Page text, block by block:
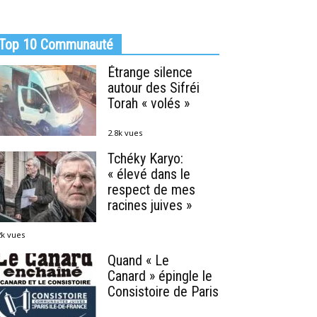
10 Communauté
Étrange silence
autour des Sifréi
Torah « volés »
2.8k vues
Tchéky Karyo:
« élevé dans le
respect de mes
racines juives »
vues
Quand « Le
Canard » épingle le
Consistoire de Paris